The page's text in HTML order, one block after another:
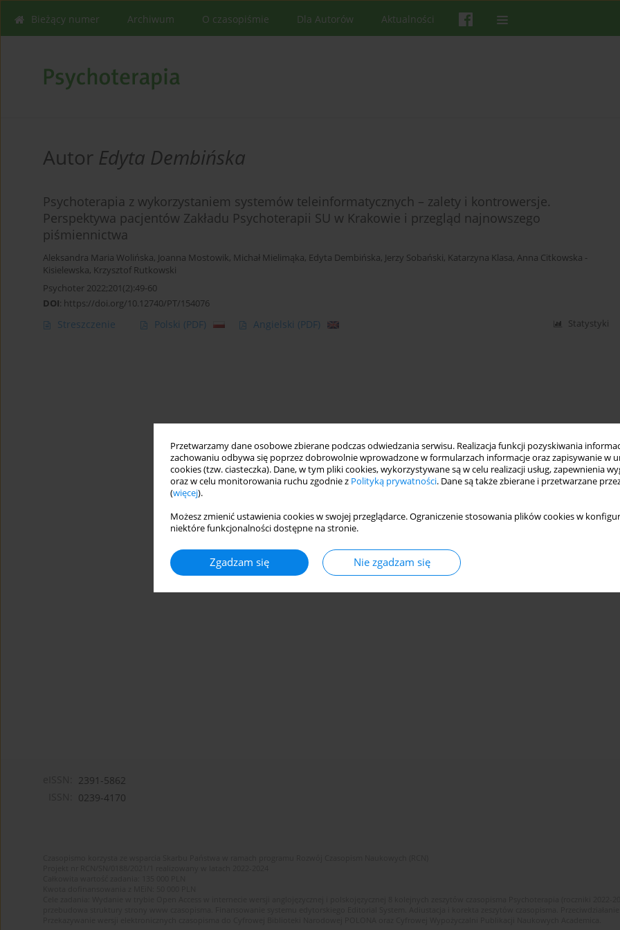
Przetwarzamy dane osobowe zbierane podczas odwiedzania serwisu. Realizacja funkcji pozyskiwania
zachowaniu odbywa się poprzez dobrowolnie wprowadzone w formularzach informacje oraz zapisywanie w
cookies (tzw. ciasteczka). Dane, w tym pliki cookies, wykorzystywane są w celu realizacji usług, zapewnienia
oraz w celu monitorowania ruchu zgodnie z Polityką prywatności. Dane są także zbierane i przetwarzane
(więcej).
Możesz zmienić ustawienia cookies w swojej przeglądarce. Ograniczenie stosowania plików cookies w
niektóre funkcjonalności dostępne na stronie.
Zgadzam się Nie zgadzam się
Bieżący numer Archiwum O czasopiśmie Dla Autorów Aktualności
Autor Edyta Dembińska
Psychoterapia z wykorzystaniem systemów teleinformatycznych – zalety i kontrowersje.
Perspektywa pacjentów Zakładu Psychoterapii SU w Krakowie i przegląd najnowszego
piśmiennictwa
Aleksandra Maria Wolińska, Joanna Mostowik, Michał Mielimąka, Edyta Dembińska, Jerzy Sobański, Katarzyna Klasa, Anna Citkowska -
Kisielewska, Krzysztof Rutkowski
Psychoter 2022;201(2):49-60
DOI: https://doi.org/10.12740/PT/154076
Streszczenie Polski (PDF) Angielski (PDF) Statystyki
2391-5862
0239-4170